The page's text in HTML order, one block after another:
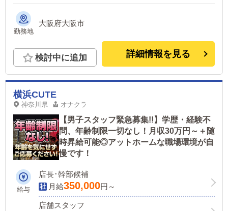
勤務地
大阪府大阪市
検討中に追加 詳細情報を見る
横浜CUTE
神奈川県 オナクラ
【男子スタッフ緊急募集!!】学歴・経験不
問、年齢制限一切なし！月収30万円～＋随
時昇給可能◎アットホームな職場環境が自
慢です！
給与
店長･幹部候補
月給350,000円～
店舗スタッフ